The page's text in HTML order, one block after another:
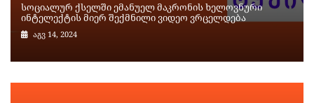
სოციალურ ქსელში ემანუელ მაკრონის ხელოვნური
ინტელექტის მიერ შექმნილი ვიდეო ვრცელდება
აგვ 14, 2024